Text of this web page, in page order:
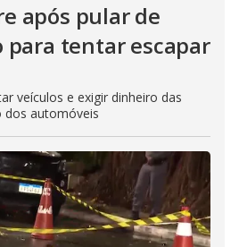
após pular de
tentar escapar
veículos e exigir dinheiro das
dos automóveis